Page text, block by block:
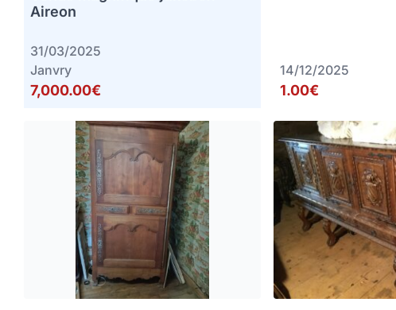
Aireon
31/03/2025
Janvry
7,000.00€
14/12/2025
1.00€